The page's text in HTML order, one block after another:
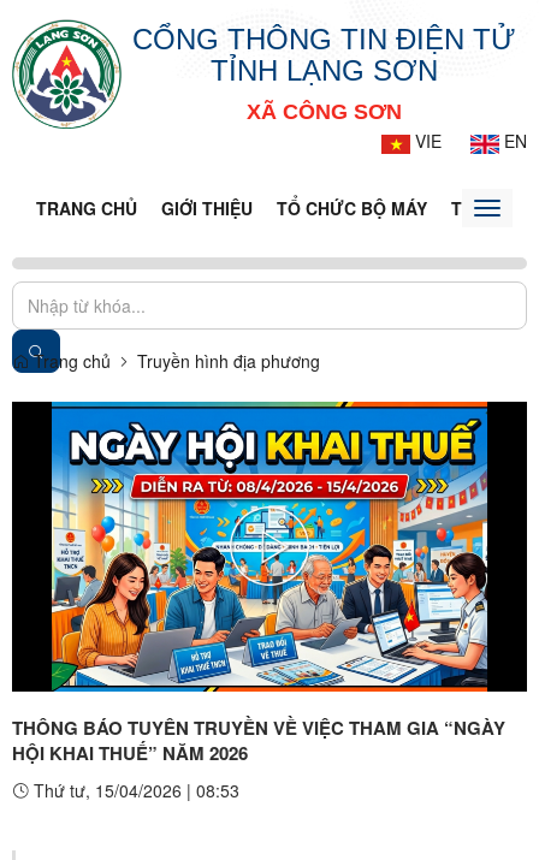
CỔNG THÔNG TIN ĐIỆN TỬ
TỈNH LẠNG SƠN
XÃ CÔNG SƠN
VIE
EN
TRANG CHỦ GIỚI THIỆU TỔ CHỨC BỘ MÁY TIN TỨC -
Toggle
Trang chủ Truyền hình địa phương
Play
Video
THÔNG BÁO TUYÊN TRUYỀN VỀ VIỆC THAM GIA “NGÀY
HỘI KHAI THUẾ” NĂM 2026
Thứ tư, 15/04/2026 | 08:53